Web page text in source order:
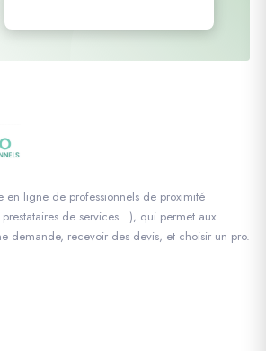
en ligne de professionnels de proximité
de services…), qui permet aux
demande, recevoir des devis, et choisir un pro.